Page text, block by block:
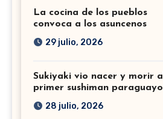
La cocina de los pueblos
convoca a los asuncenos
29 julio, 2026
Sukiyaki vio nacer y morir al
primer sushiman paraguayo
28 julio, 2026